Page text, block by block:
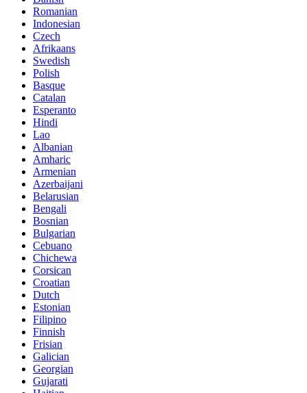
Romanian
Indonesian
Czech
Afrikaans
Swedish
Polish
Basque
Catalan
Esperanto
Hindi
Lao
Albanian
Amharic
Armenian
Azerbaijani
Belarusian
Bengali
Bosnian
Bulgarian
Cebuano
Chichewa
Corsican
Croatian
Dutch
Estonian
Filipino
Finnish
Frisian
Galician
Georgian
Gujarati